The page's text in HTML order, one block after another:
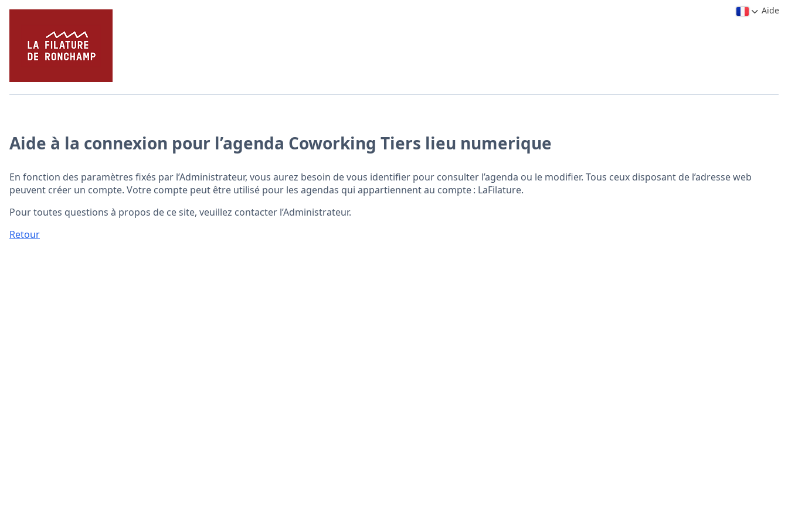
Aide
Aide à la connexion pour l’agenda Coworking Tiers lieu numerique
En fonction des paramètres fixés par l’Administrateur, vous aurez besoin de vous identifier pour consulter l’agenda ou le modifier. Tous ceux disposant de l’adresse web
peuvent créer un compte. Votre compte peut être utilisé pour les agendas qui appartiennent au compte : LaFilature.
Pour toutes questions à propos de ce site, veuillez contacter l’Administrateur.
Retour